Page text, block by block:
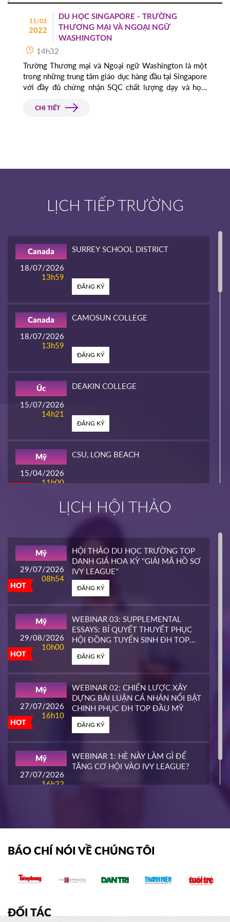
11/03
2022
DU HỌC SINGAPORE - TRƯỜNG
THƯƠNG MẠI VÀ NGOẠI NGỮ
WASHINGTON
14h32
Trường Thương mại và Ngoại ngữ Washington là một
trong những trung tâm giáo dục hàng đầu tại Singapore
với đầy đủ chứng nhận SQC chất lượng dạy và học.
CHI TIẾT
LỊCH TIẾP TRƯỜNG
18/07/2026
13h59
Canada SURREY SCHOOL DISTRICT
ĐĂNG KÝ
18/07/2026
13h59
Canada CAMOSUN COLLEGE
ĐĂNG KÝ
15/07/2026
14h21
Úc DEAKIN COLLEGE
ĐĂNG KÝ
15/04/2026
11h00
Mỹ CSU, LONG BEACH
HOT
14h00
ĐĂNG KÝ
HOT
10h00
CALIFORNIA STATE UNIVERSITY,
ĐĂNG KÝ
HOT
14h00
PIERCE COLLEGE
ĐĂNG KÝ
HOT
16h00
WHATCOM COMMUNITY COLLEGE
ĐĂNG KÝ
10/03/2026
UNIVERSITY
LỊCH HỘI THẢO
HOT
29/07/2026
08h54
Mỹ
HỘI THẢO DU HỌC TRƯỜNG TOP
DANH GIÁ HOA KỲ ''GIẢI MÃ HỒ SƠ
IVY LEAGUE''
ĐĂNG KÝ
HOT
29/08/2026
10h00
Mỹ
WEBINAR 03: SUPPLEMENTAL
ESSAYS: BÍ QUYẾT THUYẾT PHỤC
HỘI ĐỒNG TUYỂN SINH ĐH TOP
ĐẦU MỸ
ĐĂNG KÝ
HOT
27/07/2026
16h10
Mỹ
WEBINAR 02: CHIẾN LƯỢC XÂY
DỰNG BÀI LUẬN CÁ NHÂN NỔI BẬT
CHINH PHỤC ĐH TOP ĐẦU MỸ
ĐĂNG KÝ
27/07/2026
16h22
Mỹ
WEBINAR 1: HÈ NÀY LÀM GÌ ĐỂ
TĂNG CƠ HỘI VÀO IVY LEAGUE?
BÁO CHÍ NÓI VỀ CHÚNG TÔI
ĐỐI TÁC